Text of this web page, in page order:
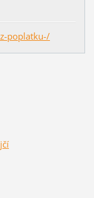
poplatku-/